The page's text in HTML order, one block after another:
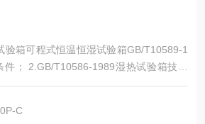
验箱可程式恒温恒湿试验箱GB/T10589-1
； 2.GB/T10586-1989湿热试验箱技术
高低温试验箱技术条件； 4.GB2423.
C